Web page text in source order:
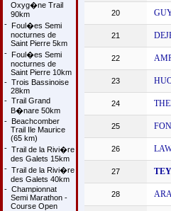
Oxyg�ne Trail
90km
- Foul�es Semi
nocturnes de
Saint Pierre 5km
- Foul�es Semi
nocturnes de
Saint Pierre 10km
- Trois Bassinoise
28km
- Trail Grand
B�nare 50km
- Beachcomber
Trail Ile Maurice
(65 km)
- Trail de la Rivi�re
des Galets 15km
- Trail de la Rivi�re
des Galets 40km
- Championnat
Semi Marathon -
Course Open
20
21
22
23
24
25
26
27
28